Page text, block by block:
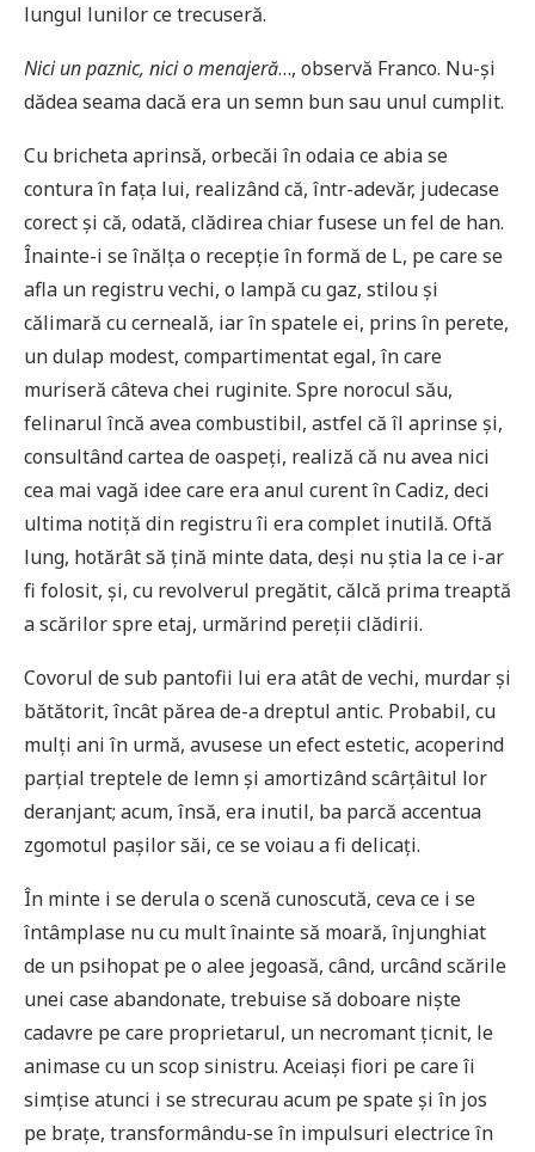
lungul lunilor ce trecuseră.
Nici un paznic, nici o menajeră…, observă Franco. Nu-și
dădea seama dacă era un semn bun sau unul cumplit.
Cu bricheta aprinsă, orbecăi în odaia ce abia se
contura în fața lui, realizând că, într-adevăr, judecase
corect și că, odată, clădirea chiar fusese un fel de han.
Înainte-i se înălța o recepție în formă de L, pe care se
afla un registru vechi, o lampă cu gaz, stilou și
călimară cu cerneală, iar în spatele ei, prins în perete,
un dulap modest, compartimentat egal, în care
muriseră câteva chei ruginite. Spre norocul său,
felinarul încă avea combustibil, astfel că îl aprinse și,
consultând cartea de oaspeți, realiză că nu avea nici
cea mai vagă idee care era anul curent în Cadiz, deci
ultima notiță din registru îi era complet inutilă. Oftă
lung, hotărât să țină minte data, deși nu știa la ce i-ar
fi folosit, și, cu revolverul pregătit, călcă prima treaptă
a scărilor spre etaj, urmărind pereții clădirii.
Covorul de sub pantofii lui era atât de vechi, murdar și
bătătorit, încât părea de-a dreptul antic. Probabil, cu
mulți ani în urmă, avusese un efect estetic, acoperind
parțial treptele de lemn și amortizând scârțâitul lor
deranjant; acum, însă, era inutil, ba parcă accentua
zgomotul pașilor săi, ce se voiau a fi delicați.
În minte i se derula o scenă cunoscută, ceva ce i se
întâmplase nu cu mult înainte să moară, înjunghiat
de un psihopat pe o alee jegoasă, când, urcând scările
unei case abandonate, trebuise să doboare niște
cadavre pe care proprietarul, un necromant țicnit, le
animase cu un scop sinistru. Aceiași fiori pe care îi
simțise atunci i se strecurau acum pe spate și în jos
pe brațe, transformându-se în impulsuri electrice în